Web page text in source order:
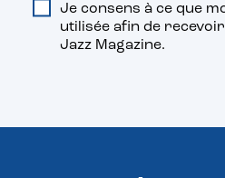
Je consens à ce que
utilisée afin de
Jazz Magazine.